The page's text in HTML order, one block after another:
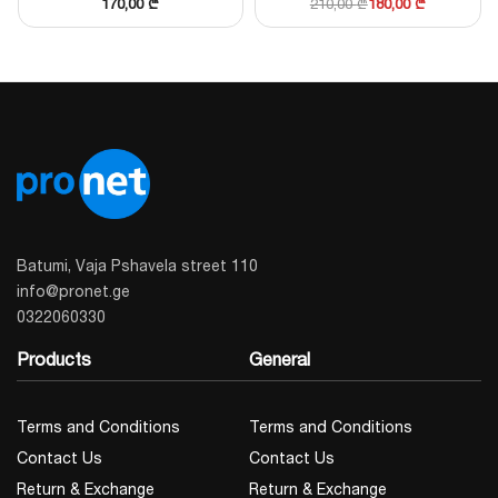
170,00₾ 210,00₾180,00₾
Batumi, Vaja Pshavela street 110
info@pronet.ge
0322060330
Products
Terms and Conditions
Contact Us
Return & Exchange
General
Terms and Conditions
Contact Us
Return & Exchange